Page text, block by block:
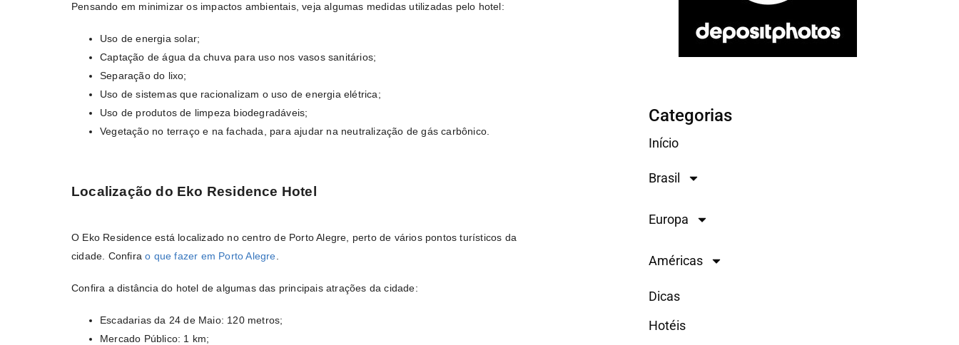
Pensando em minimizar os impactos ambientais, veja algumas medidas utilizadas pelo hotel:
Uso de energia solar;
Captação de água da chuva para uso nos vasos sanitários;
Separação do lixo;
Uso de sistemas que racionalizam o uso de energia elétrica;
Uso de produtos de limpeza biodegradáveis;
Vegetação no terraço e na fachada, para ajudar na neutralização de gás carbônico.
Localização do Eko Residence Hotel
O Eko Residence está localizado no centro de Porto Alegre, perto de vários pontos turísticos da
cidade. Confirao que fazer em Porto Alegre
Confira a distância do hotel de algumas das principais atrações da cidade:
Escadarias da 24 de Maio: 120 metros;
Mercado Público: 1 km;
Categorias
Início
Brasil
Europa
Américas
Dicas
Hotéis